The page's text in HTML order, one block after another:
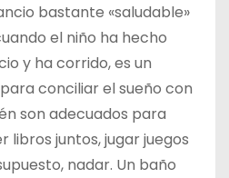
bastante «saludable»
el niño ha hecho
y ha corrido, es un
conciliar el sueño con
son adecuados para
libros juntos, jugar juegos
nadar. Un baño